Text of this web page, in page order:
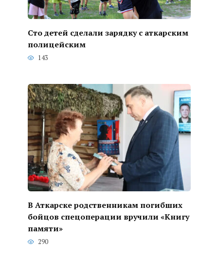
Сто детей сделали зарядку с аткарским
полицейским
143
В Аткарске родственникам погибших
бойцов спецоперации вручили «Книгу
памяти»
290